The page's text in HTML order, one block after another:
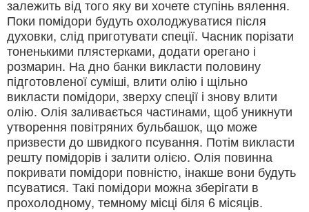
залежить від того яку ви хочете ступінь вялення.
Поки помідори будуть охолоджуватися після
духовки, слід приготувати спеції. Часник порізати
тоненькими плястерками, додати орегано і
розмарин. На дно банки викласти половину
підготовленої суміші, влити олію і щільно
викласти помідори, зверху спеції і знову влити
олію. Олія заливається частинами, щоб уникнути
утворення повітряних бульбашок, що може
призвести до швидкого псування. Потім викласти
решту помідорів і залити олією. Олія повинна
покривати помідори повністю, інакше вони будуть
псуватися. Такі помідори можна зберігати в
прохолодному, темному місці біля 6 місяців.